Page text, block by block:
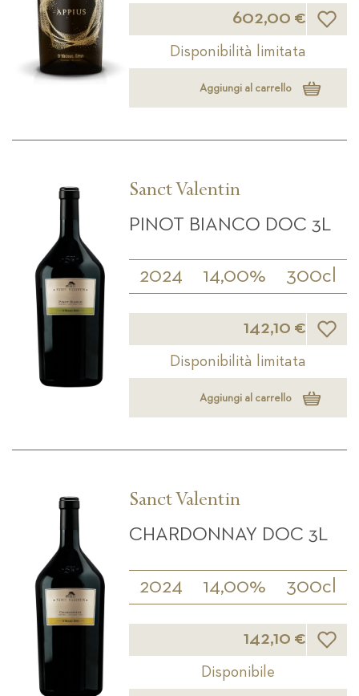
602,00 € Lista
Disponibilità limitata
Aggiungi al carrello
Sanct Valentin
PINOT BIANCO DOC 3L
2024 14,00% 300cl
142,10 € Lista
Disponibilità limitata
Aggiungi al carrello
Sanct Valentin
CHARDONNAY DOC 3L
2024 14,00% 300cl
142,10 €
Disponibile